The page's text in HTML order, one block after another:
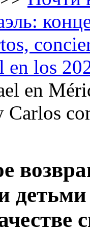
en los
en
Carlos